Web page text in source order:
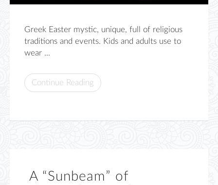
Greek Easter mystic, unique, full of religious
traditions and events. Kids and adults use to
wear ...
Continue Reading
A “Sunbeam” of